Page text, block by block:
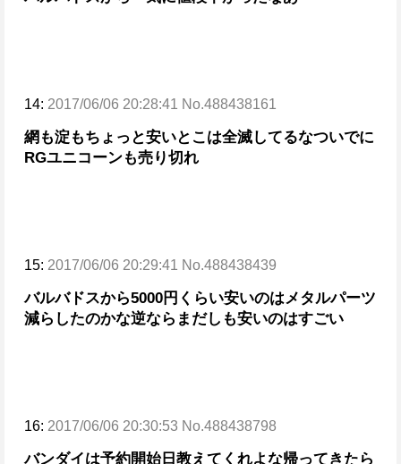
14: 2017/06/06 20:28:41 No.488438161
網も淀もちょっと安いとこは全滅してるなついでに
RGユニコーンも売り切れ
15: 2017/06/06 20:29:41 No.488438439
バルバドスから5000円くらい安いのはメタルパーツ
減らしたのかな逆ならまだしも安いのはすごい
16: 2017/06/06 20:30:53 No.488438798
バンダイは予約開始日教えてくれよな帰ってきたら